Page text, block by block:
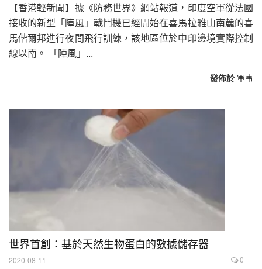
【香港輕新聞】據《防務世界》網站報道，印度空軍從法國
接收的新型「陣風」戰鬥機已經開始在喜馬拉雅山南麓的喜
馬偕爾邦進行夜間飛行訓練，該地區位於中印邊境實際控制
線以南。 「陣風」...
發佈於 軍事
世界首創：基於天然生物蛋白的數據儲存器
2020-08-11 0